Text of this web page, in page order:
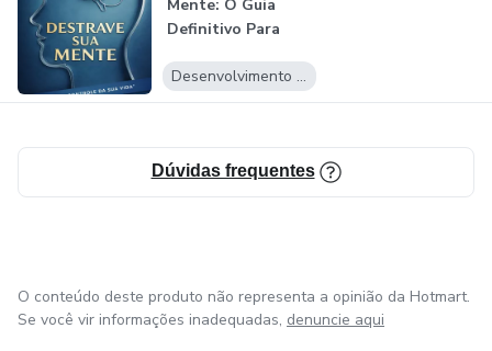
Mente: O Guia
Definitivo Para
Control...
Desenvolvimento Pessoal
Dúvidas frequentes
O conteúdo deste produto não representa a opinião da Hotmart.
Se você vir informações inadequadas, denuncie aqui